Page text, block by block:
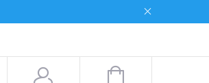
NÁKUPNÍ